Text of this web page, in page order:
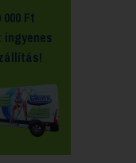
000 Ft
ingyenes